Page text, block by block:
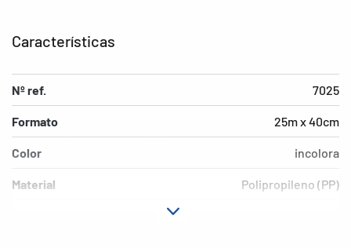
Características
Nº ref. 7025
Formato 25m x 40cm
Color incolora
Material Polipropileno (PP)